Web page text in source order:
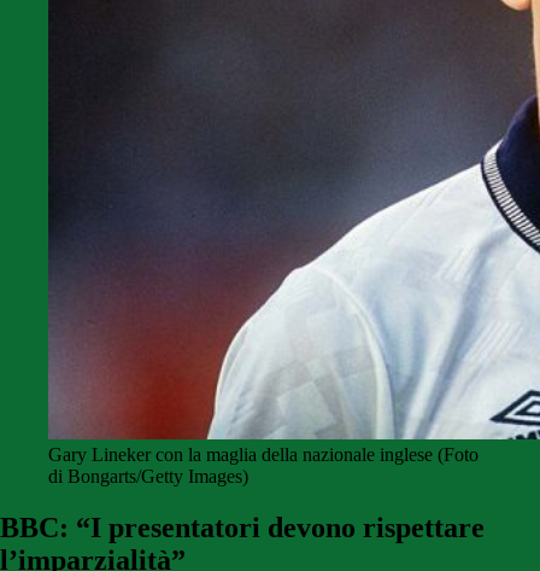
Gary Lineker con la maglia della nazionale inglese (Foto
di Bongarts/Getty Images)
BBC: “I presentatori devono rispettare
l’imparzialità”